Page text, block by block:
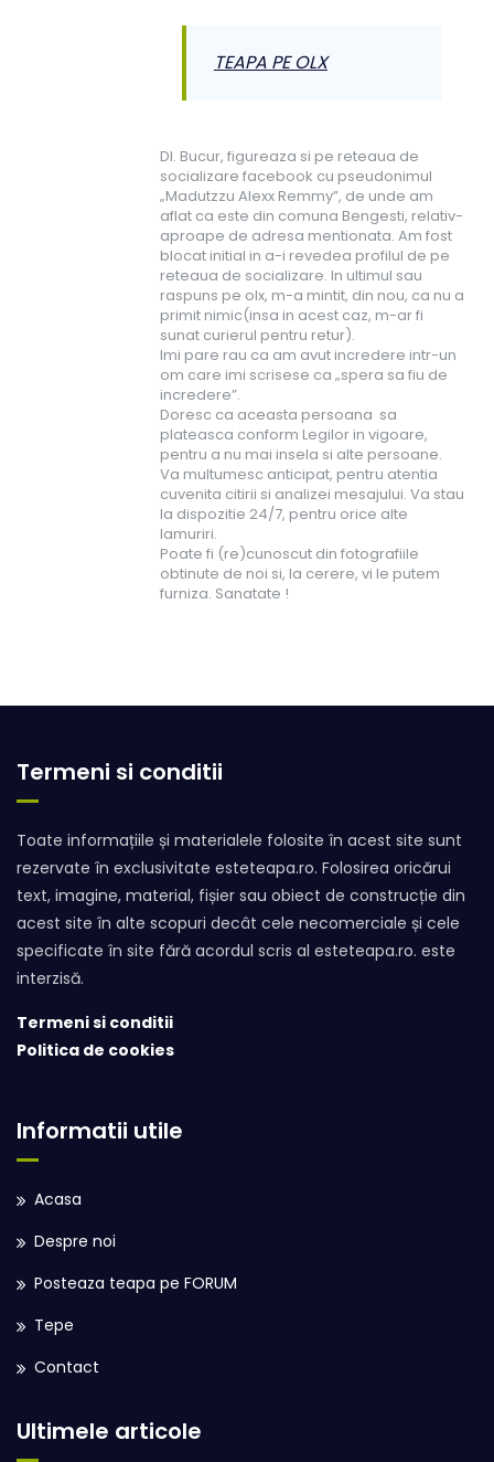
TEAPA PE OLX
Dl. Bucur, figureaza si pe reteaua de
socializare facebook cu pseudonimul
„Madutzzu Alexx Remmy”, de unde am
aflat ca este din comuna Bengesti, relativ-
aproape de adresa mentionata. Am fost
blocat initial in a-i revedea profilul de pe
reteaua de socializare. In ultimul sau
raspuns pe olx, m-a mintit, din nou, ca nu a
primit nimic(insa in acest caz, m-ar fi
sunat curierul pentru retur).
Imi pare rau ca am avut incredere intr-un
om care imi scrisese ca „spera sa fiu de
incredere”.
Doresc ca aceasta persoana sa
plateasca conform Legilor in vigoare,
pentru a nu mai insela si alte persoane.
Va multumesc anticipat, pentru atentia
cuvenita citirii si analizei mesajului. Va stau
la dispozitie 24/7, pentru orice alte
lamuriri.
Poate fi (re)cunoscut din fotografiile
obtinute de noi si, la cerere, vi le putem
furniza. Sanatate !
Termeni si conditii
Toate informațiile și materialele folosite în acest site sunt
rezervate în exclusivitate esteteapa.ro. Folosirea oricărui
text, imagine, material, fișier sau obiect de construcție din
acest site în alte scopuri decât cele necomerciale și cele
specificate în site fără acordul scris al esteteapa.ro. este
interzisă.
Termeni si conditii
Politica de cookies
Informatii utile
Acasa
Despre noi
Posteaza teapa pe FORUM
Tepe
Contact
Ultimele articole